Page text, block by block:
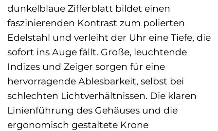
dunkelblaue Zifferblatt bildet einen
faszinierenden Kontrast zum polierten
Edelstahl und verleiht der Uhr eine Tiefe, die
sofort ins Auge fällt. Große, leuchtende
Indizes und Zeiger sorgen für eine
hervorragende Ablesbarkeit, selbst bei
schlechten Lichtverhältnissen. Die klaren
Linienführung des Gehäuses und die
ergonomisch gestaltete Krone